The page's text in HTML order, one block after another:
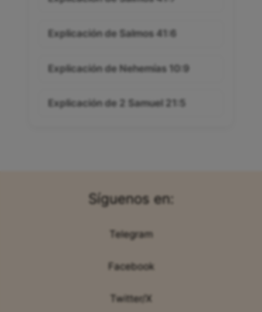
Explicación de Salmos 41:6
Explicación de Nehemías 10:9
Explicación de 2 Samuel 21:5
Síguenos en:
Telegram
Facebook
Twitter/X